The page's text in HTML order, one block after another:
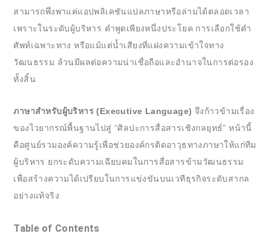
สามารถพึ่งพาแค่แอปพลิเคชันแปลภาษาหรือล่ามได้ตลอดเวลา
เพราะในระดับผู้บริหาร คำพูดเพียงหนึ่งประโยค การเลือกใช้คำ
ศัพท์เฉพาะทาง หรือแม้แต่น้ำเสียงที่แฝงความเข้าใจทาง
วัฒนธรรม ล้วนมีผลต่อความน่าเชื่อถือและอำนาจในการต่อรอง
ทั้งสิ้น
ภาษาสำหรับผู้บริหาร (Executive Language) จึงก้าวข้ามเรื่อง
ของไวยากรณ์พื้นฐานไปสู่ “ศิลปะการสื่อสารเชิงกลยุทธ์” หน้านี้
คือศูนย์รวมองค์ความรู้เพื่อช่วยองค์กรติดอาวุธทางภาษาให้แก่ทีม
ผู้บริหาร ยกระดับความเฉียบคมในการสื่อสารข้ามวัฒนธรรม
เพื่อสร้างความได้เปรียบในการแข่งขันบนเวทีธุรกิจระดับสากล
อย่างแท้จริง
Table of Contents